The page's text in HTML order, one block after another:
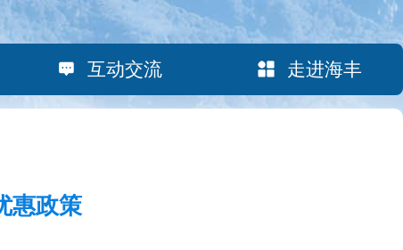
互动交流 走进海丰
惠政策